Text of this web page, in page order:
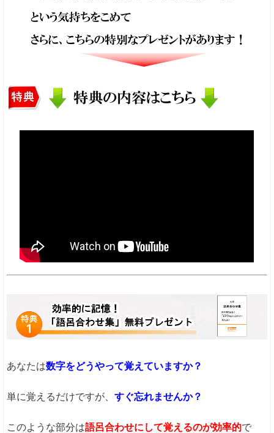
あなたは数字をどうやって覚えていますか？
単に覚えるだけですが、 すぐ忘れませんか？
このような部分は語呂合わせにして覚えるのが効率的で